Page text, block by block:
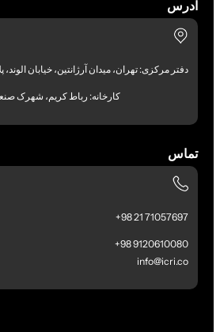
آدرس
دفتر مرکزی: تهران، میدان آرژانتین، خیابان الوند،
کارخانه: رباط کریم، شهرک
تماس
71057697 21 98+
9120610080 98+
info@icri.co